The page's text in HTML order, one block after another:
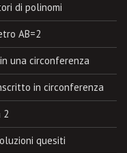
di polinomi
AB=2
una circonferenza
in circonferenza
2
quesiti